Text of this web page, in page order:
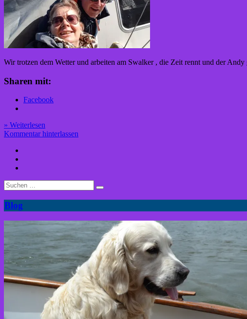
Wir trotzen dem Wetter und arbeiten am Swalker , die Zeit rennt und der
Sharen mit:
Facebook
» Weiterlesen
Kommentar hinterlassen
Suche
nach:
Blog